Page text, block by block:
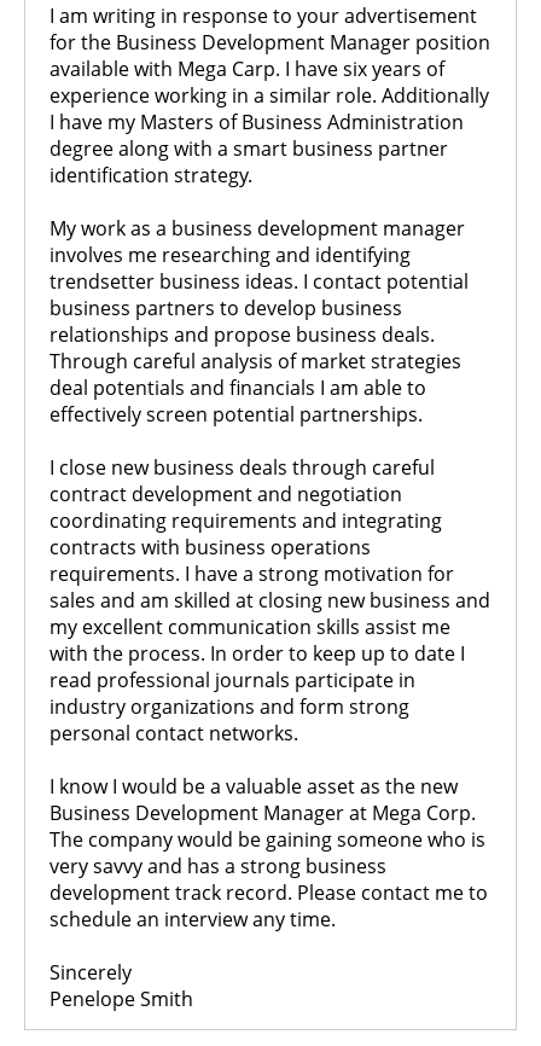
I am writing in response to your advertisement
for the Business Development Manager position
available with Mega Carp. I have six years of
experience working in a similar role. Additionally
I have my Masters of Business Administration
degree along with a smart business partner
identification strategy.
My work as a business development manager
involves me researching and identifying
trendsetter business ideas. I contact potential
business partners to develop business
relationships and propose business deals.
Through careful analysis of market strategies
deal potentials and financials I am able to
effectively screen potential partnerships.
I сlose new business deals through careful
contract development and negotiation
coordinating requirements and integrating
contracts with business operations
requirements. I have a strong motivation for
sales and am skilled at closing new business and
my excellent communication skills assist me
with the process. In order to keep up to date I
read professional journals participate in
industry organizations and form strong
personal contact networks.
I know I would be a valuable asset as the new
Business Development Manager at Mega Corp.
The company would be gaining someone who is
very savvy and has a strong business
development track record. Please contact me to
schedule an interview any time.
Sincerely
Penelope Smith